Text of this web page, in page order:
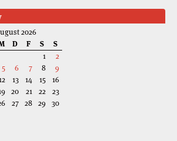
2026
D F S
S
1
2
5 6 7 8
9
13 14 15
16
20 21 22
23
27 28 29 30